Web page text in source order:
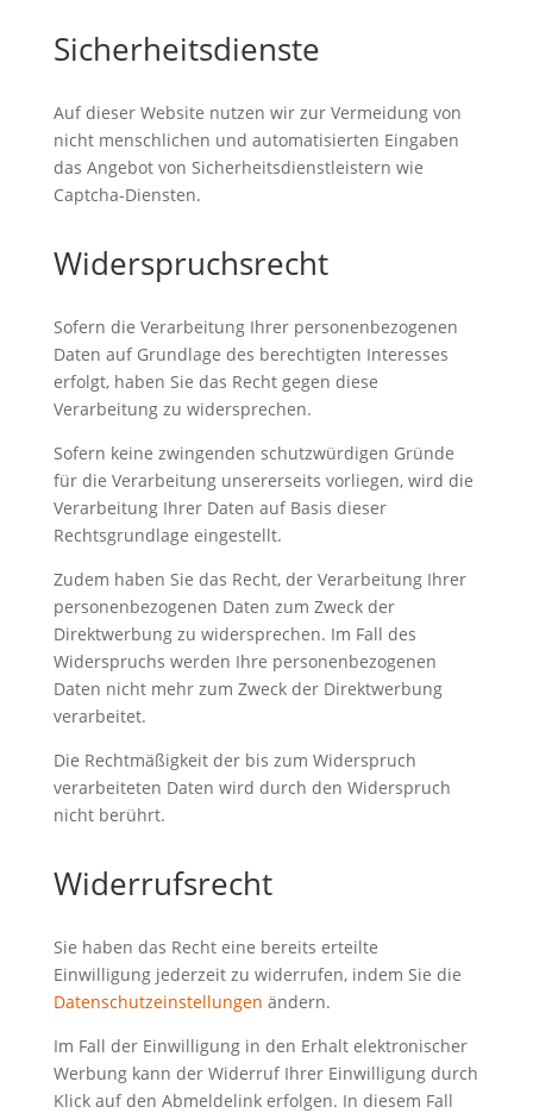
Sicherheitsdienste
Auf dieser Website nutzen wir zur Vermeidung von
nicht menschlichen und automatisierten Eingaben
das Angebot von Sicherheitsdienstleistern wie
Captcha-Diensten.
Widerspruchsrecht
Sofern die Verarbeitung Ihrer personenbezogenen
Daten auf Grundlage des berechtigten Interesses
erfolgt, haben Sie das Recht gegen diese
Verarbeitung zu widersprechen.
Sofern keine zwingenden schutzwürdigen Gründe
für die Verarbeitung unsererseits vorliegen, wird die
Verarbeitung Ihrer Daten auf Basis dieser
Rechtsgrundlage eingestellt.
Zudem haben Sie das Recht, der Verarbeitung Ihrer
personenbezogenen Daten zum Zweck der
Direktwerbung zu widersprechen. Im Fall des
Widerspruchs werden Ihre personenbezogenen
Daten nicht mehr zum Zweck der Direktwerbung
verarbeitet.
Die Rechtmäßigkeit der bis zum Widerspruch
verarbeiteten Daten wird durch den Widerspruch
nicht berührt.
Widerrufsrecht
Sie haben das Recht eine bereits erteilte
Einwilligung jederzeit zu widerrufen, indem Sie die
Datenschutzeinstellungen ändern.
Im Fall der Einwilligung in den Erhalt elektronischer
Werbung kann der Widerruf Ihrer Einwilligung durch
Klick auf den Abmeldelink erfolgen. In diesem Fall